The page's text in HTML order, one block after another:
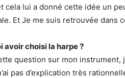
cela lui a donné cette idée un
Et Je me suis retrouvée dans
avoir choisi la harpe ?
question sur mon instrument,
pas d’explication très